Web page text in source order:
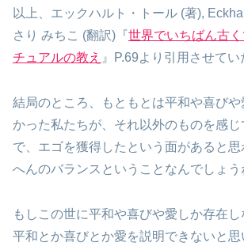
以上、エックハルト・トール (著),
さり みちこ (翻訳)『世界でいちばん古
チュアルの教え 』P.69より引用させてい
結局のところ、もともとは平和や喜び
かった私たちが、それ以外のものを感
で、エゴを獲得したという面があると
へんのバランスということなんでしょう
もしこの世に平和や喜びや愛しか存在し
平和とか喜びとか愛を説明できないと思